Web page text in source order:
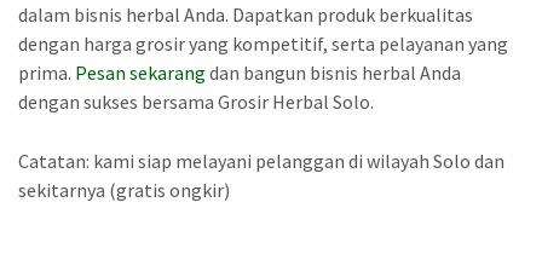
dalam bisnis herbal Anda. Dapatkan produk berkualitas
dengan harga grosir yang kompetitif, serta pelayanan yang
prima. Pesan sekarang dan bangun bisnis herbal Anda
dengan sukses bersama Grosir Herbal Solo.
Catatan: kami siap melayani pelanggan di wilayah Solo dan
sekitarnya (gratis ongkir)